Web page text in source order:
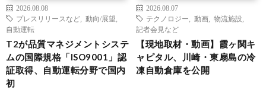
2026.08.08
プレスリリースなど
動向/展望
自動運転
T2が品質マネジメントシステ
ムの国際規格「ISO9001」認
証取得、自動運転分野で国内
初
2026.08.07
テクノロジー
動画 物流施設
記者会見など
【現地取材・動画】霞ヶ関キ
ャピタル、川崎・東扇島の冷
凍自動倉庫を公開